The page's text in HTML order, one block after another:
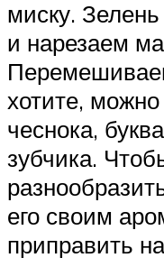
миску.
и нарезаем
хотите,
чеснока,
зубчика.
его своим
приправить